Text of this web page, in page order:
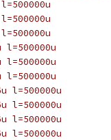
l=500000u
l=500000u
l=500000u
l=500000u
l=500000u
l=500000u
l=500000u